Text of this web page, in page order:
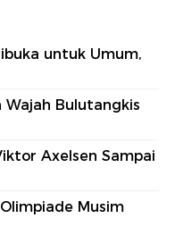
untuk Umum,
Bulutangkis
Axelsen Sampai
Musim